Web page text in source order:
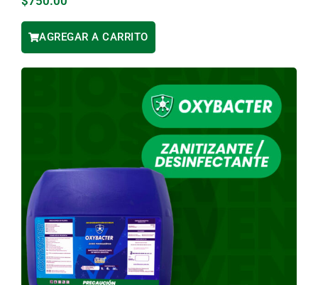
AGREGAR A CARRITO